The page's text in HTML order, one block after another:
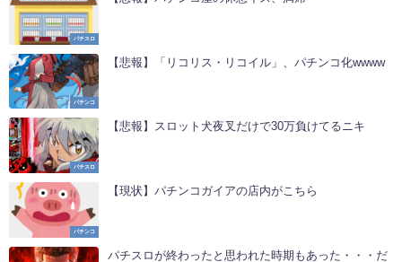
パチスロ
パチンコ
【悲報】「リコリス・リコイル」、パチンコ化wwww
パチスロ
【悲報】スロット犬夜叉だけで30万負けてるニキ
パチンコ
【現状】パチンコガイアの店内がこちら
パチスロが終わったと思われた時期もあった・・・だ